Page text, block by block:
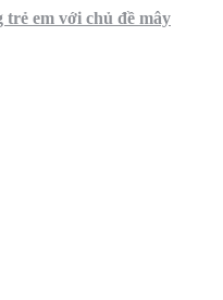
em với chủ đề mây